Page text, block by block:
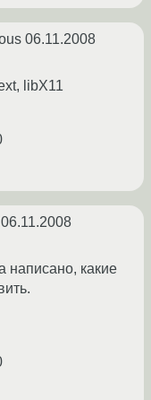
06.11.2008
libX11
06.11.2008
написано, какие